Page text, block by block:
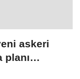
askeri
planı